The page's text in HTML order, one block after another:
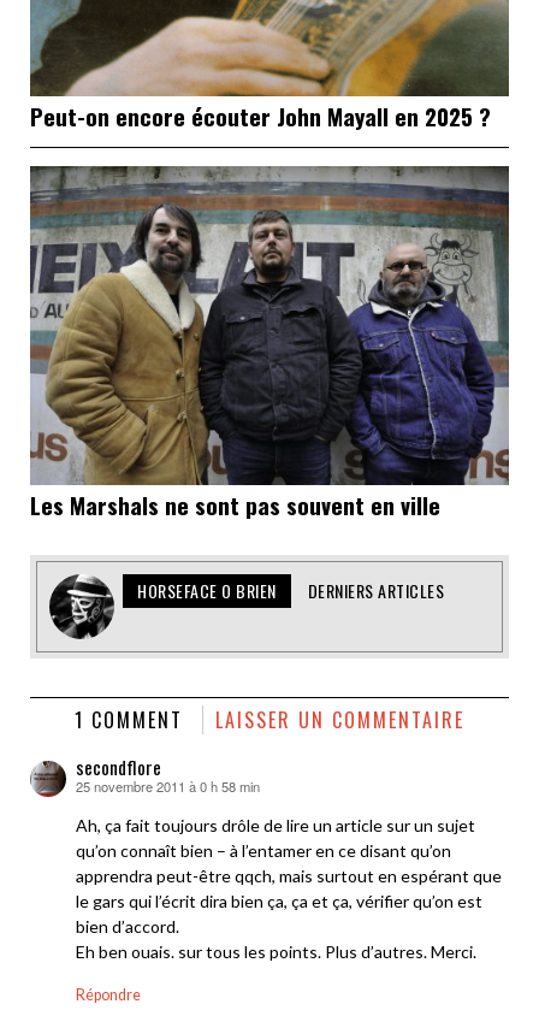
Peut-on encore écouter John Mayall en 2025 ?
Les Marshals ne sont pas souvent en ville
HORSEFACE O BRIEN DERNIERS ARTICLES
1 COMMENT LAISSER UN COMMENTAIRE
secondflore
dit :
25 novembre 2011 à 0 h 58 min
Ah, ça fait toujours drôle de lire un article sur un sujet
qu’on connaît bien – à l’entamer en ce disant qu’on
apprendra peut-être qqch, mais surtout en espérant que
le gars qui l’écrit dira bien ça, ça et ça, vérifier qu’on est
bien d’accord.
Eh ben ouais. sur tous les points. Plus d’autres. Merci.
Répondre